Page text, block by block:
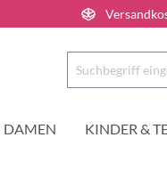
DAMEN KINDER &